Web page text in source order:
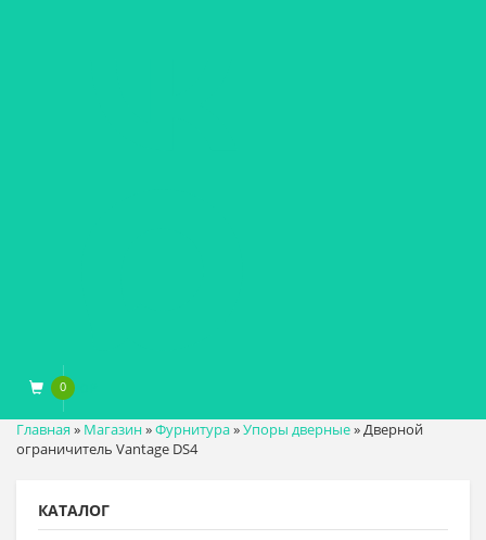
0
Главная » Магазин»Фурнитура»Упоры дверные»Дверной
ограничитель Vantage DS4
КАТАЛОГ